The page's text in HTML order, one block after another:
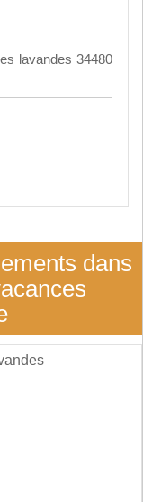
lavandes 34480
dans